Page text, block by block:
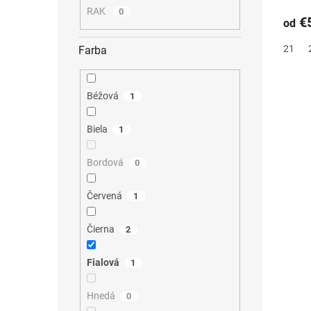
RAK 0
Farba
Béžová 1
Biela 1
Bordová 0
Červená 1
Čierna 2
Fialová 1
Hnedá 0
od
21